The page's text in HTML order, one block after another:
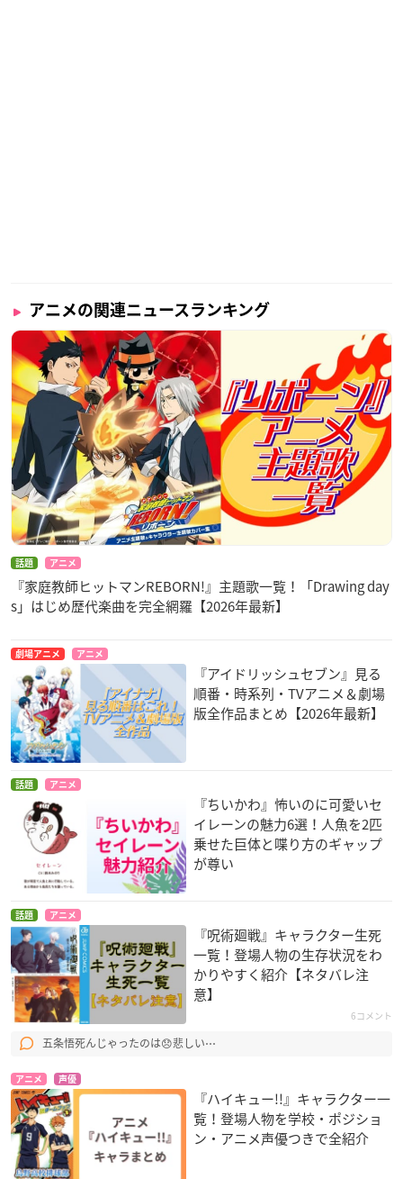
アニメの関連ニュースランキング
話題 アニメ
『家庭教師ヒットマンREBORN!』主題歌一覧！「Drawing day
s」はじめ歴代楽曲を完全網羅【2026年最新】
劇場アニメ アニメ
『アイドリッシュセブン』見る
順番・時系列・TVアニメ＆劇場
版全作品まとめ【2026年最新】
話題 アニメ
『ちいかわ』怖いのに可愛いセ
イレーンの魅力6選！人魚を2匹
乗せた巨体と喋り方のギャップ
が尊い
話題 アニメ
『呪術廻戦』キャラクター生死
一覧！登場人物の生存状況をわ
かりやすく紹介【ネタバレ注
意】
6コメント
五条悟死んじゃったのは😞悲しい⋯
アニメ 声優
『ハイキュー!!』キャラクター一
覧！登場人物を学校・ポジショ
ン・アニメ声優つきで全紹介